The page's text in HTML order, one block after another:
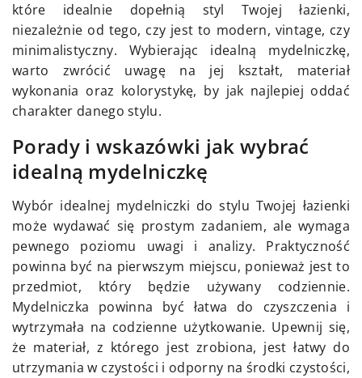
które idealnie dopełnią styl Twojej łazienki,
niezależnie od tego, czy jest to modern, vintage, czy
minimalistyczny. Wybierając idealną mydelniczkę,
warto zwrócić uwagę na jej kształt, materiał
wykonania oraz kolorystykę, by jak najlepiej oddać
charakter danego stylu.
Porady i wskazówki jak wybrać
idealną mydelniczkę
Wybór idealnej mydelniczki do stylu Twojej łazienki
może wydawać się prostym zadaniem, ale wymaga
pewnego poziomu uwagi i analizy. Praktyczność
powinna być na pierwszym miejscu, ponieważ jest to
przedmiot, który będzie używany codziennie.
Mydelniczka powinna być łatwa do czyszczenia i
wytrzymała na codzienne użytkowanie. Upewnij się,
że materiał, z którego jest zrobiona, jest łatwy do
utrzymania w czystości i odporny na środki czystości,